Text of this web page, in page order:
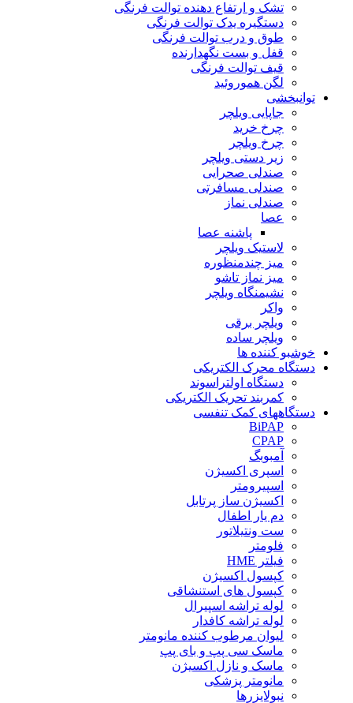
تشک و ارتفاع دهنده توالت فرنگی
دستگیره یدک توالت فرنگی
طوق و درب توالت فرنگی
قفل و بست نگهدارنده
قیف توالت فرنگی
لگن هموروئید
توانبخشی
جاپایی ویلچر
چرخ خرید
چرخ ویلچر
زیر دستی ویلچر
صندلی صحرایی
صندلی مسافرتی
صندلی نماز
عصا
پاشنه عصا
لاستیک ویلچر
میز چندمنظوره
میز نماز تاشو
نشیمنگاه ویلچر
واکر
ویلچر برقی
ویلچر ساده
خوشبو کننده ها
دستگاه محرک الکتریکی
دستگاه اولتراسوند
کمربند تحریک الکتریکی
دستگاههای کمک تنفسی
BiPAP
CPAP
آمبوبگ
اسپری اکسیژن
اسپیرومتر
اکسیژن ساز پرتابل
دم یار اطفال
ست ونتیلاتور
فلومتر
فیلتر HME
کپسول اکسیژن
کپسول های استنشاقی
لوله تراشه اسپیرال
لوله تراشه کافدار
لیوان مرطوب کننده مانومتر
ماسک سی پپ و بای پپ
ماسک و نازل اکسیژن
مانومتر پزشکی
نبولایزرها